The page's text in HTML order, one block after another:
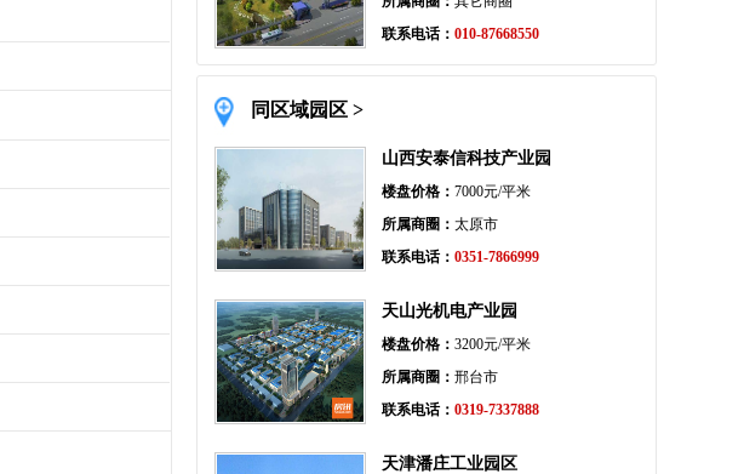
联系电话： 010-87668550
同区域园区 >
山西安泰信科技产业园
楼盘价格： 7000元/平米
所属商圈： 太原市
联系电话： 0351-7866999
天山光机电产业园
楼盘价格： 3200元/平米
所属商圈： 邢台市
联系电话： 0319-7337888
天津潘庄工业园区